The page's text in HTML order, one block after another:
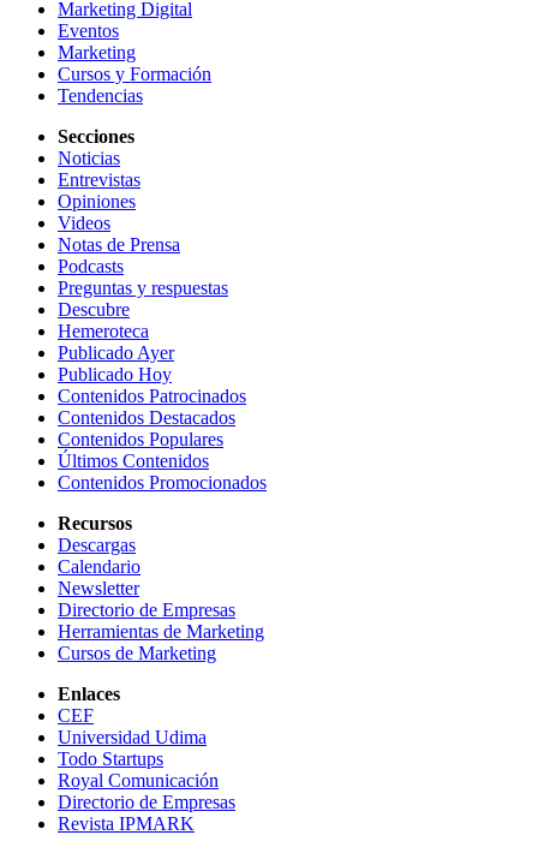
Marketing Digital
Eventos
Marketing
Cursos y Formación
Tendencias
Secciones
Noticias
Entrevistas
Opiniones
Videos
Notas de Prensa
Podcasts
Preguntas y respuestas
Descubre
Hemeroteca
Publicado Ayer
Publicado Hoy
Contenidos Patrocinados
Contenidos Destacados
Contenidos Populares
Últimos Contenidos
Contenidos Promocionados
Recursos
Descargas
Calendario
Newsletter
Directorio de Empresas
Herramientas de Marketing
Cursos de Marketing
Enlaces
CEF
Universidad Udima
Todo Startups
Royal Comunicación
Directorio de Empresas
Revista IPMARK